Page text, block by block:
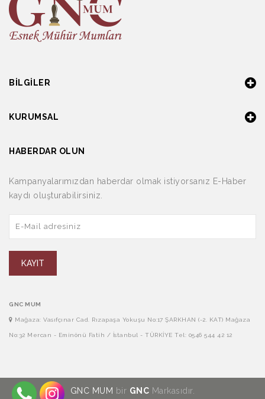
BILGILER
KURUMSAL
HABERDAR OLUN
Kampanyalarımızdan haberdar olmak istiyorsanız E-Haber
kaydı oluşturabilirsiniz.
KAYIT
GNC MUM
Mağaza: Vasıfçınar Cad. Rızapaşa Yokuşu No:17 ŞARKHAN (-2. KAT) Mağaza
No:32 Mercan - Eminönü Fatih / İstanbul - TÜRKİYE Tel: 0546 544 42 12
GNC MUM bir GNC Markasıdır.